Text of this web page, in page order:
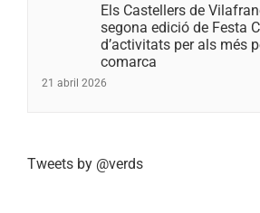
Els Castellers de
segona edició de Festa
d’activitats per als més
comarca
21 abril 2026
Tweets by @verds